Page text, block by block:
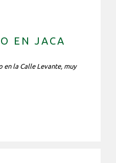
EN JACA
en la Calle Levante, muy